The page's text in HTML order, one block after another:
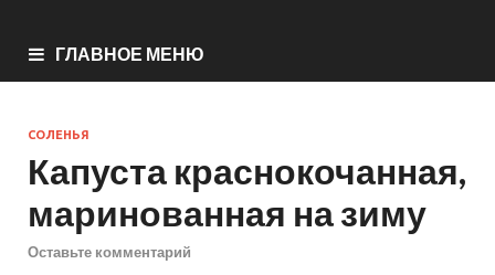
ГЛАВНОЕ МЕНЮ
СОЛЕНЬЯ
Капуста краснокочанная,
маринованная на зиму
Оставьте комментарий